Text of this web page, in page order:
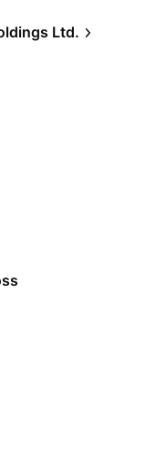
Ltd.